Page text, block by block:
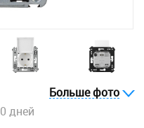
Больше фото
дней